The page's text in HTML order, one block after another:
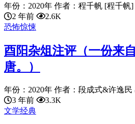
年份：2020年 作者：程千帆 [程千
2 年前
2.6K
恐怖惊悚
酉阳杂俎注评（一份来
唐。）
年份：2020年 作者：段成式&许逸
3 年前
3.3K
文学经典